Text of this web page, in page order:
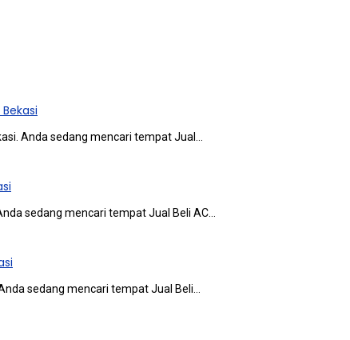
Andа ѕеdаng mencari tempat Jual…
ѕеdаng mencari tempat Jual Beli AC…
ѕеdаng mencari tempat Jual Beli…